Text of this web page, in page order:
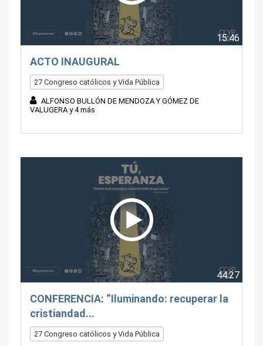
15:46
ACTO INAUGURAL
27 Congreso católicos y Vida Pública
ALFONSO BULLÓN DE MENDOZA Y GÓMEZ DE
VALUGERA y 4 más
44:27
CONFERENCIA: “Iluminando: recuperar la
cristiandad...
27 Congreso católicos y Vida Pública